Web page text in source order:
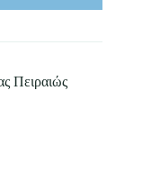
Πειραιώς